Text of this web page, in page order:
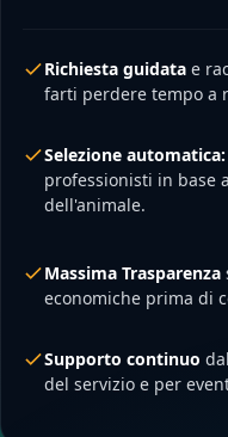
Richiesta guidata e
farti perdere tempo a
Selezione automatica:
professionisti in base
dell'animale.
Massima Trasparenza
economiche prima di
Supporto continuo
del servizio e per